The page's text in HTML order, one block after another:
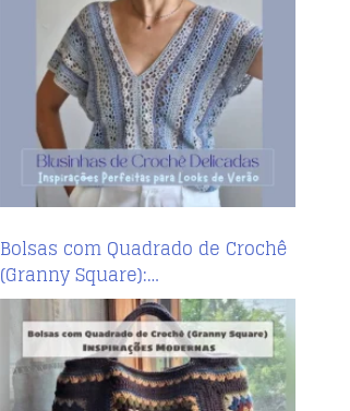
Bolsas com Quadrado de Crochê
(Granny Square):…